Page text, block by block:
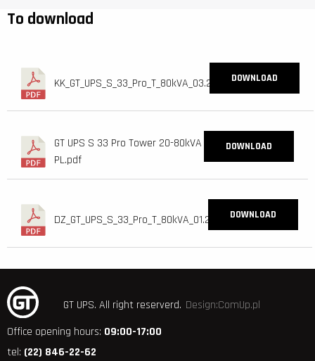
To download
KK_GT_UPS_S_33_Pro_T_80kVA_03.24.pdfDOWNLOAD
GT UPS S 33 Pro Tower 20-80kVA
PL.pdf
DOWNLOAD
DZ_GT_UPS_S_33_Pro_T_80kVA_01.24.pdfDOWNLOAD
GT UPS. All right reserverd. Design:ComUp.pl
Office opening hours: 09:00-17:00
tel: (22) 846-22-62